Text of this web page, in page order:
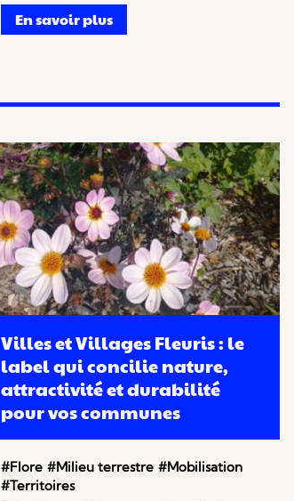
En savoir plus
Villes et Villages Fleuris : le
label qui concilie nature,
attractivité et durabilité
pour vos communes
#Flore #Milieu terrestre #Mobilisation
#Territoires